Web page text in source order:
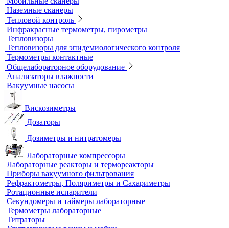
Оптические нивелиры
Ротационные нивелиры
Сканеры
Воздушные сканеры
Наземные сканеры
Тепловой контроль
Инфракрасные термометры, пирометры
Тепловизоры
Тепловизоры для эпидемиологического контроля
Термометры контактные
Общелабораторное оборудование
Анализаторы влажности
Вакуумные насосы